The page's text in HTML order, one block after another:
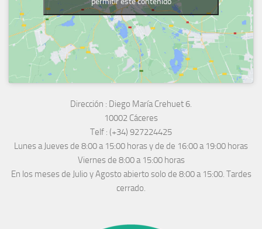
Dirección : Diego María Crehuet 6.
10002 Cáceres
Telf : (+34) 927224425
Lunes a Jueves de 8:00 a 15:00 horas y de de 16:00 a 19:00 horas
Viernes de 8:00 a 15:00 horas
En los meses de Julio y Agosto abierto solo de 8:00 a 15:00. Tardes
cerrado.